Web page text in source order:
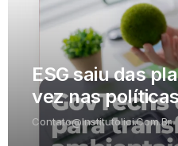
ESG saiu das
vez nas
Contato@institutolici.com.br